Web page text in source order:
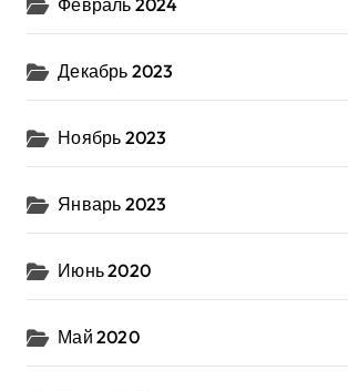
Февраль 2024
Декабрь 2023
Ноябрь 2023
Январь 2023
Июнь 2020
Май 2020